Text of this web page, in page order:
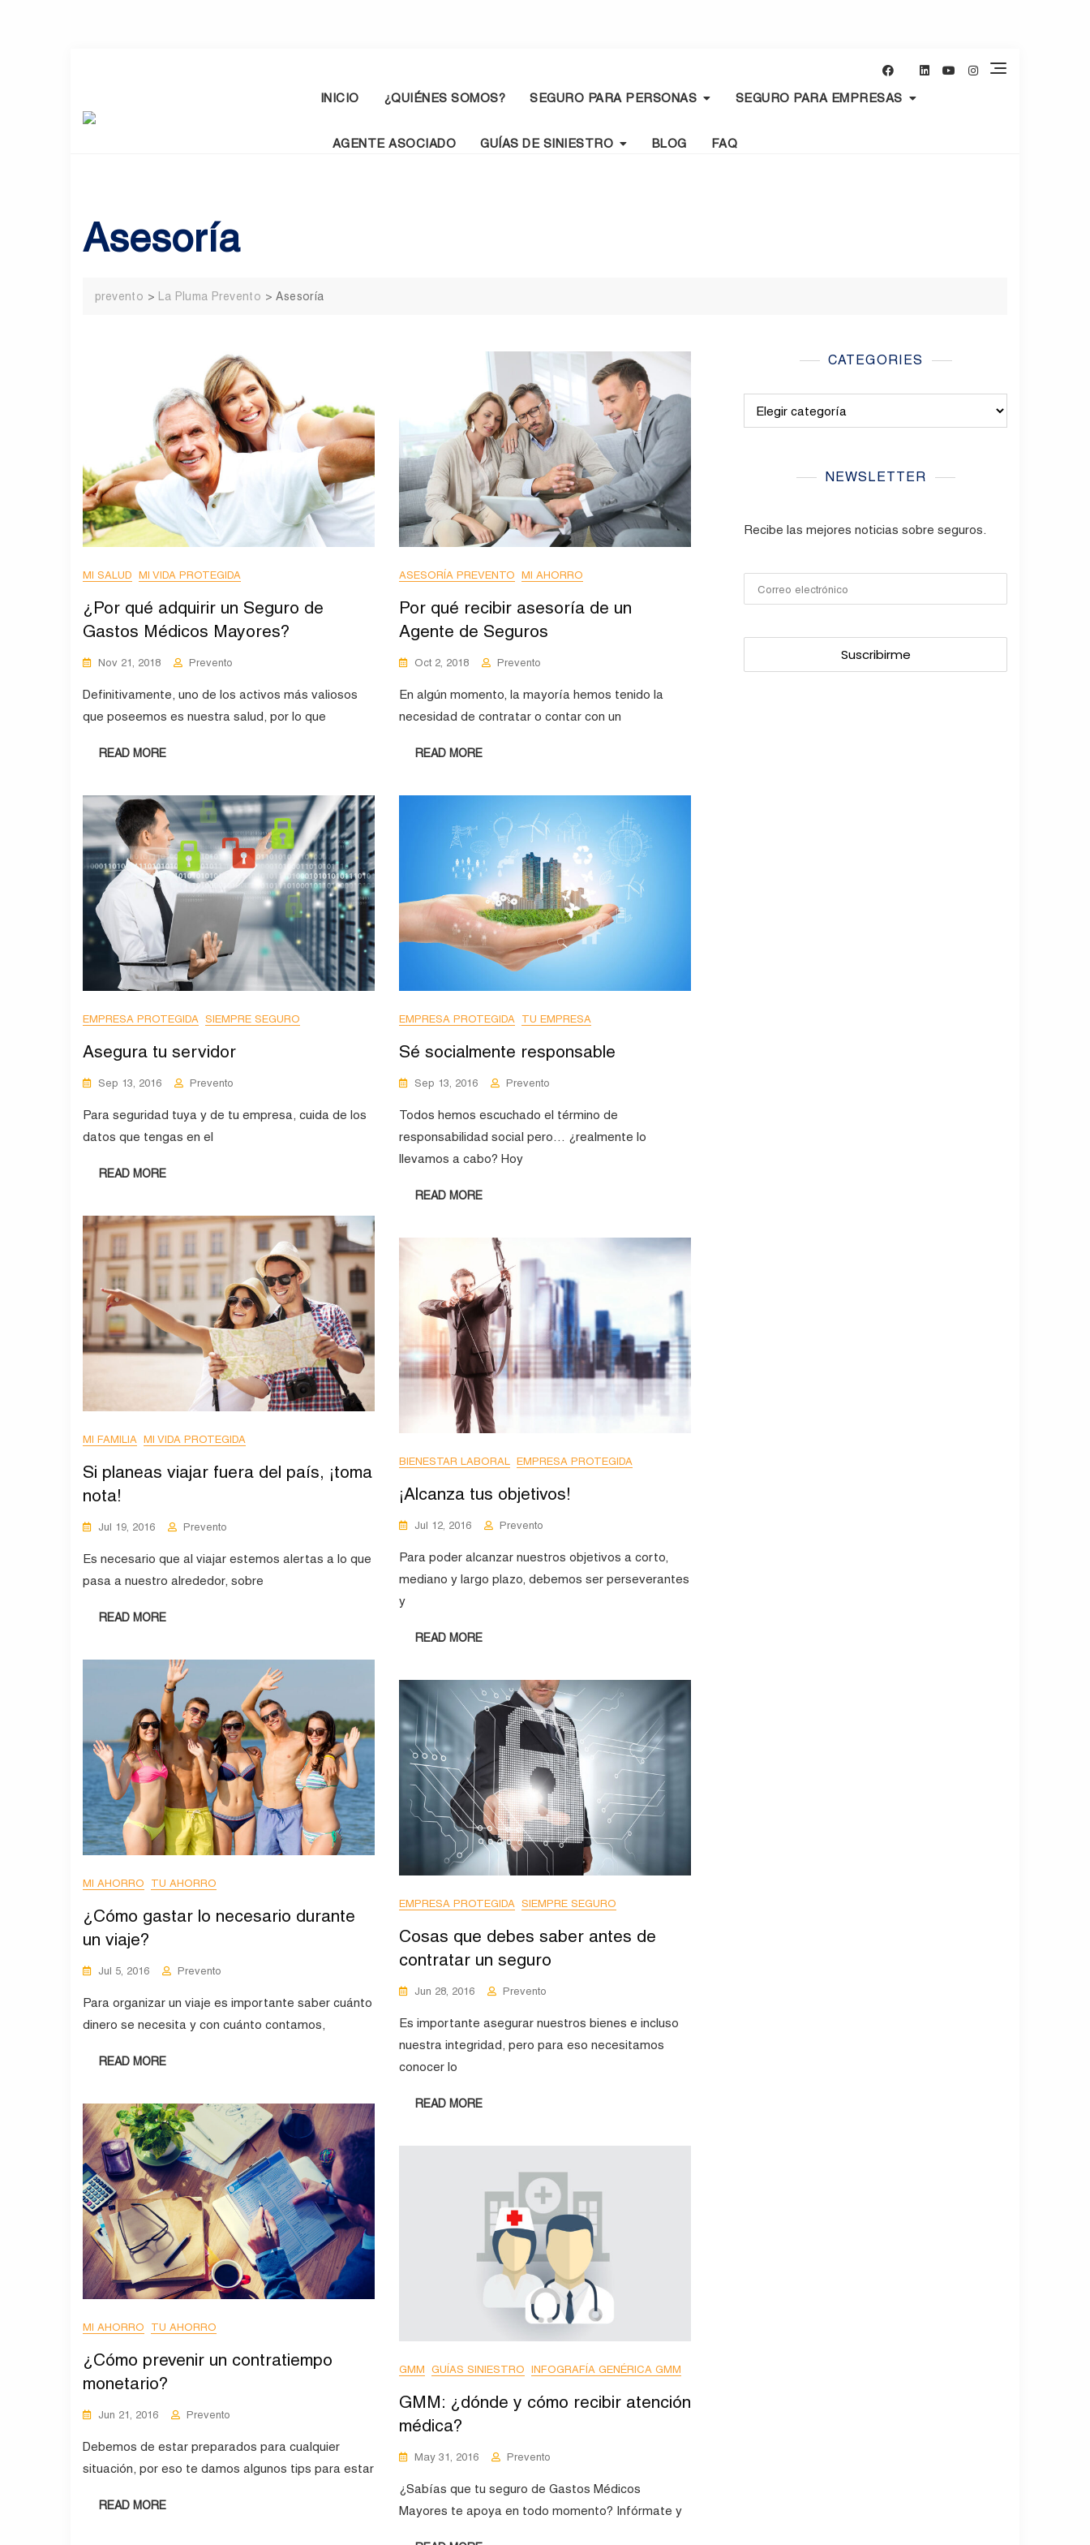
INICIO ¿QUIÉNES SOMOS? SEGURO PARA PERSONAS SEGURO PARA EMPRESAS
AGENTE ASOCIADO GUÍAS DE SINIESTRO BLOG FAQ
Asesoría
prevento > La Pluma Prevento >Asesoría
MI SALUD MI VIDA PROTEGIDA
¿Por qué adquirir un Seguro de
Gastos Médicos Mayores?
Nov 21, 2018 Prevento
Definitivamente, uno de los activos más valiosos
que poseemos es nuestra salud, por lo que
READ MORE
ASESORÍA PREVENTO MI AHORRO
Por qué recibir asesoría de un
Agente de Seguros
Oct 2, 2018 Prevento
En algún momento, la mayoría hemos tenido la
necesidad de contratar o contar con un
READ MORE
EMPRESA PROTEGIDA SIEMPRE SEGURO
Asegura tu servidor
Sep 13, 2016 Prevento
Para seguridad tuya y de tu empresa, cuida de los
datos que tengas en el
READ MORE
EMPRESA PROTEGIDA TU EMPRESA
Sé socialmente responsable
Sep 13, 2016 Prevento
Todos hemos escuchado el término de
responsabilidad social pero… ¿realmente lo
llevamos a cabo? Hoy
READ MORE
MI FAMILIA MI VIDA PROTEGIDA
Si planeas viajar fuera del país, ¡toma
nota!
Jul 19, 2016 Prevento
Es necesario que al viajar estemos alertas a lo que
pasa a nuestro alrededor, sobre
READ MORE
BIENESTAR LABORAL EMPRESA PROTEGIDA
¡Alcanza tus objetivos!
Jul 12, 2016 Prevento
Para poder alcanzar nuestros objetivos a corto,
mediano y largo plazo, debemos ser perseverantes
y
READ MORE
MI AHORRO TU AHORRO
¿Cómo gastar lo necesario durante
un viaje?
Jul 5, 2016 Prevento
Para organizar un viaje es importante saber cuánto
dinero se necesita y con cuánto contamos,
READ MORE
EMPRESA PROTEGIDA SIEMPRE SEGURO
Cosas que debes saber antes de
contratar un seguro
Jun 28, 2016 Prevento
Es importante asegurar nuestros bienes e incluso
nuestra integridad, pero para eso necesitamos
conocer lo
READ MORE
MI AHORRO TU AHORRO
¿Cómo prevenir un contratiempo
monetario?
Jun 21, 2016 Prevento
Debemos de estar preparados para cualquier
situación, por eso te damos algunos tips para estar
READ MORE
GMM GUÍAS SINIESTRO INFOGRAFÍA GENÉRICA GMM
GMM: ¿dónde y cómo recibir atención
médica?
May 31, 2016 Prevento
¿Sabías que tu seguro de Gastos Médicos
Mayores te apoya en todo momento? Infórmate y
CATEGORIES
NEWSLETTER
Recibe las mejores noticias sobre seguros.